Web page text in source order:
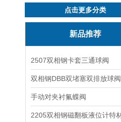
点击更多分类
新品推荐
2507双相钢卡套三通球阀
双相钢DBB双堵塞双排放球阀
手动对夹衬氟蝶阀